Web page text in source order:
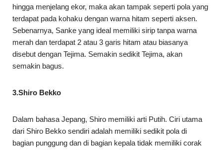
hingga menjelang ekor, maka akan tampak seperti pola yang
terdapat pada kohaku dengan warna hitam seperti aksen.
Sebenarnya, Sanke yang ideal memiliki sirip tanpa warna
merah dan terdapat 2 atau 3 garis hitam atau biasanya
disebut dengan Tejima. Semakin sedikit Tejima, akan
semakin bagus.
3.Shiro Bekko
Dalam bahasa Jepang, Shiro memiliki arti Putih. Ciri utama
dari Shiro Bekko sendiri adalah memiliki sedikit pola di
bagian punggung dan di bagian kepala tidak memiliki corak